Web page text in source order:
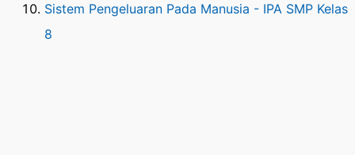
Sistem Pengeluaran Pada Manusia - IPA SMP Kelas
8